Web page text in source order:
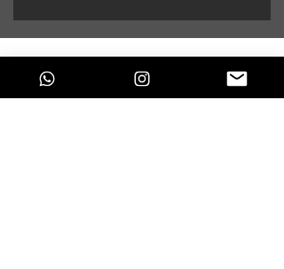
Horario y ubicación
26 de mar de 2021, 9:00 p. m. – 27 de mar